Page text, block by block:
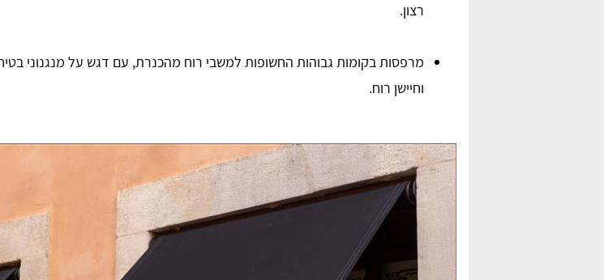
רצון.
מרפסות בקומות גבוהות החשופות למשבי רוח מהכנרת, עם דגש על מנגנוני
וחיישן רוח.